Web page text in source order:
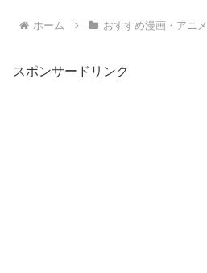
ホーム おすすめ漫画・アニメ
スポンサードリンク